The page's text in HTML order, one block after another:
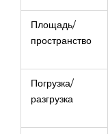
Площадь/
пространство
Погрузка/
разгрузка